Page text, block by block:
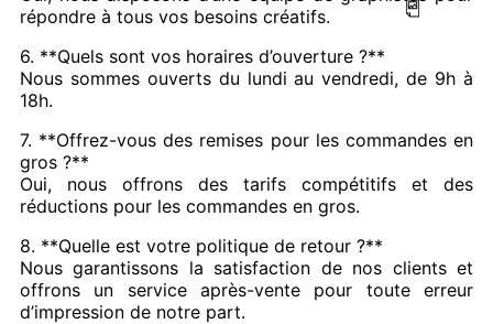
répondre à tous vos besoins créatifs.
6. **Quels sont vos horaires d’ouverture ?**
Nous sommes ouverts du lundi au vendredi, de 9h à
18h.
7. **Offrez-vous des remises pour les commandes en
gros ?**
Oui, nous offrons des tarifs compétitifs et des
réductions pour les commandes en gros.
8. **Quelle est votre politique de retour ?**
Nous garantissons la satisfaction de nos clients et
offrons un service après-vente pour toute erreur
d’impression de notre part.